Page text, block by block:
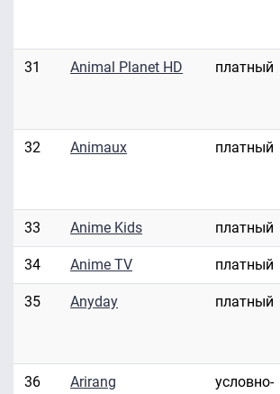
31 Animal Planet HD платный
32 Animaux платный
33 Anime Kids платный
34 Anime TV платный
35 Anyday платный
36 Arirang
условно-